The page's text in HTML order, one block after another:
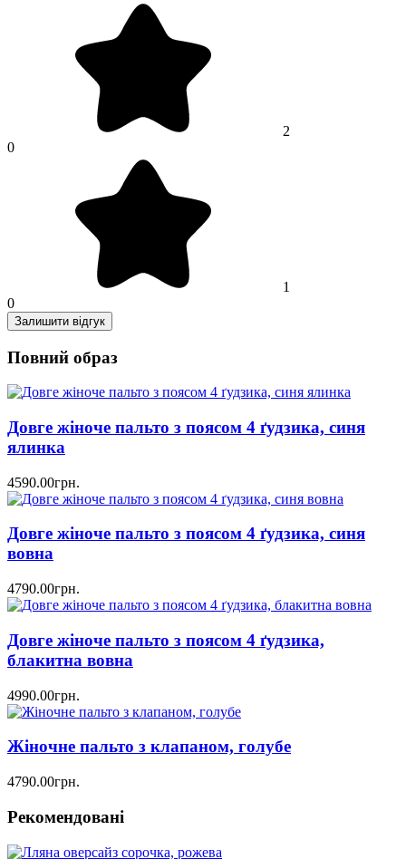
2
0
1
0
Залишити відгук
Повний образ
Довге жіноче пальто з поясом 4 ґудзика, синя
ялинка
4590.00грн.
Довге жіноче пальто з поясом 4 ґудзика, синя
вовна
4790.00грн.
Довге жіноче пальто з поясом 4 ґудзика,
блакитна вовна
4990.00грн.
Жіночне пальто з клапаном, голубе
4790.00грн.
Рекомендовані